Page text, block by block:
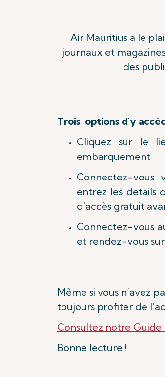
Air Mauritius a le
journaux et
des
Trois options d'y
Cliquez sur le
embarquement
Connectez-vous
entrez les details
d'accès gratuit
Connectez-vous
et rendez-vous
Même si vous n’avez
toujours profiter de
Consultez notre Guide
Bonne lecture !